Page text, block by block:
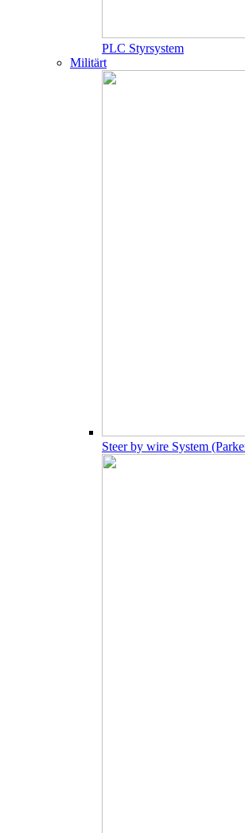
PLC Styrsystem
Militärt
Steer by wire System